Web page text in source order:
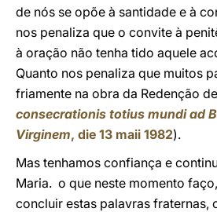
de nós se opõe à santidade e à
nos penaliza que o convite à
à oração não tenha tido aquele
Quanto nos penaliza que muitos
friamente na obra da Redenção
consecrationis totius mundi ad
Virginem, die 13 maii 1982).
Mas tenhamos confiança e
Maria. o que neste momento
concluir estas palavras fraternas,